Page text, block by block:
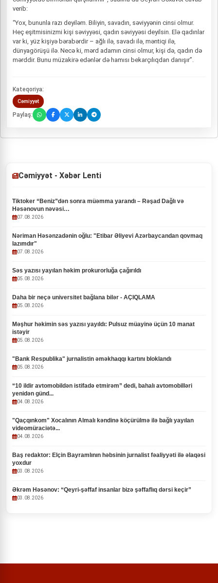
verib:
“Yox, bununla razı deyiləm. Biliyin, savadın, səviyyənin cinsi olmur.
Heç eşitmisinizmi kişi səviyyəsi, qadın səviyyəsi deyilsin. Elə qadınlar
var ki, yüz kişiyə bərabərdir – ağlı ilə, savadı ilə, məntiqi ilə,
dünyagörüşü ilə. Necə ki, mərd adamın cinsi olmur, kişi də, qadın də
mərddir. Bunu müzakirə edənlər də hamısı bekarçılıqdan danışır”.
Kateqoriya:
Cəmiyyət
Paylaş:
Cəmiyyət - Xəbər Lenti
Tiktoker “Beniz”dən sonra müəmma yarandı – Rəşad Dağlı və
Həsənovun nəvəsi…
07.08.2026
Nəriman Həsənzadənin oğlu: "Etibar Əliyevi Azərbaycandan qovmaq
lazımdır"
07.08.2026
Səs yazısı yayılan həkim prokurorluğa çağırıldı
05.08.2026
Daha bir neçə universitet bağlana bilər - AÇIQLAMA
05.08.2026
Məşhur həkimin səs yazısı yayıldı: Pulsuz müayinə üçün 10 manat
istəyir
05.08.2026
"Bank Respublika" jurnalistin əməkhaqqı kartını bloklandı
05.08.2026
“10 ildir avtomobildən istifadə etmirəm” dedi, bahalı avtomobilləri
yenidən günd...
04.08.2026
"Qaçqınkom" Xocalının Almalı kəndinə köçürülmə ilə bağlı yayılan
videomüraciətə...
04.08.2026
Baş redaktor: Elçin Bayramlının həbsinin jurnalist fəaliyyəti ilə əlaqəsi
yoxdur
03.08.2026
Əkrəm Həsənov: “Qeyri-şəffaf insanlar bizə şəffaflıq dərsi keçir”
03.08.2026